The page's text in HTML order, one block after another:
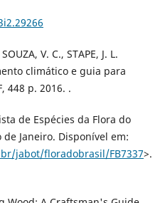
V. C., STAPE, J. L.
climático e guia para
448 p. 2016. .
de Espécies da Flora do
Janeiro. Disponível em:
jabot/floradobrasil/FB7337>.